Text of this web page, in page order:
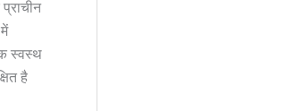
स्वस्थ
है